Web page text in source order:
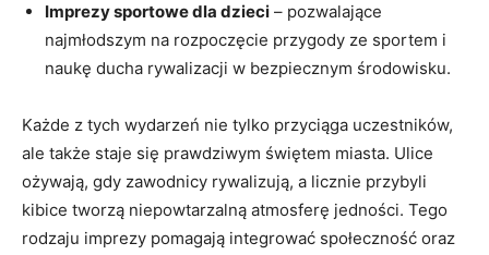
Imprezy sportowe dla dzieci – pozwalające
najmłodszym na rozpoczęcie przygody ze sportem i
naukę ducha rywalizacji w bezpiecznym środowisku.
Każde z tych wydarzeń nie tylko przyciąga uczestników,
ale także staje się prawdziwym świętem miasta. Ulice
ożywają, gdy zawodnicy rywalizują, a licznie przybyli
kibice tworzą niepowtarzalną atmosferę jedności. Tego
rodzaju imprezy pomagają integrować społeczność oraz